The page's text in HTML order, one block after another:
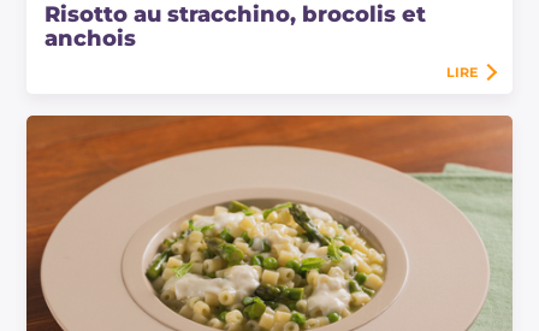
Risotto au stracchino, brocolis et
anchois
LIRE